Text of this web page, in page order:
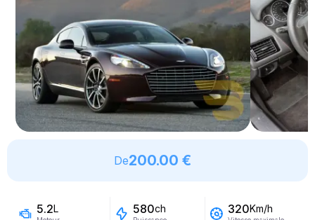
De200.00 €
5.2L 580ch 320Km/h